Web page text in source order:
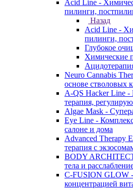
Acid Line -
пилинги,
Назад
Acid Line -
пилинги,
Глубокое
Химические
Neuro Cannabis
основе стволовых
A-QS Hacker Line -
терапия,
Algae Mask -
Eye Line -
салоне и дома
Advanced Therapy
терапия с
BODY
тела и
C-FUSION GLOW
концентрацией